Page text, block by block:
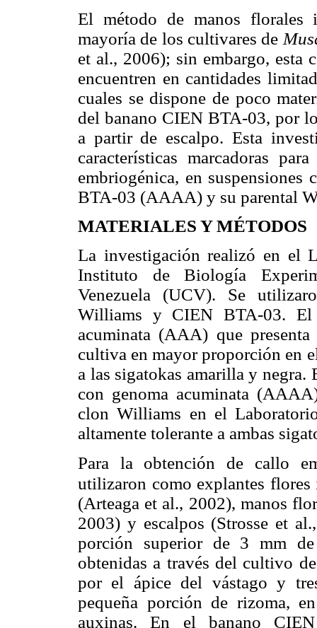
El método de manos florales
mayoría de los cultivares de
et al., 2006); sin embargo, esta
encuentren en cantidades
cuales se dispone de poco
del banano CIEN BTA-03, por
a partir de escalpo. Esta
características marcadoras
embriogénica, en suspensiones
BTA-03 (AAAA) y su parental
MATERIALES Y MÉTODOS
La investigación realizó en el
Instituto de Biología
Venezuela (UCV). Se
Williams y CIEN BTA-03.
acuminata (AAA) que
cultiva en mayor proporción en
a las sigatokas amarilla y
con genoma acuminata
clon Williams en el
altamente tolerante a ambas
Para la obtención de callo
utilizaron como explantes flores
(Arteaga et al., 2002), manos
2003) y escalpos (Strosse et
porción superior de 3 mm
obtenidas a través del cultivo
por el ápice del vástago y
pequeña porción de rizoma,
auxinas. En el banano